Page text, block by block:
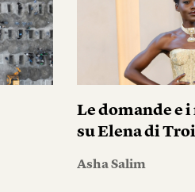
Le domande e
su Elena di
Asha Salim